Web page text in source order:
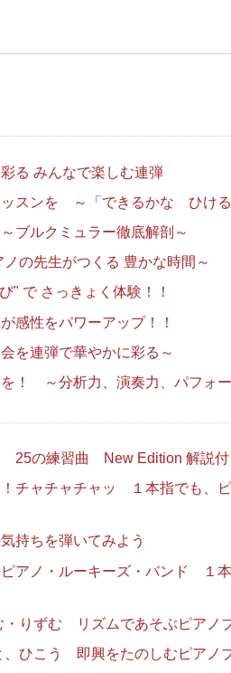
みんなで楽しむ連弾
ッスンを ～「できるかな ひける
ブルクミュラー徹底解剖～
の先生がつくる 豊かな時間～
で さっきょく体験！！
感性をパワーアップ！！
を連弾で華やかに彩る～
！ ～分析力、演奏力、パフォ
25の練習曲 New Edition 解説付
チャチャチャッ １本指でも、
持ちを弾いてみよう
アノ・ルーキーズ・バンド １
りずむ リズムであそぶピアノ
ひこう 即興をたのしむピアノ